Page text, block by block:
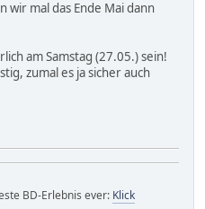
wir mal das Ende Mai dann
am Samstag (27.05.) sein!
zumal es ja sicher auch
BD-Erlebnis ever: Klick